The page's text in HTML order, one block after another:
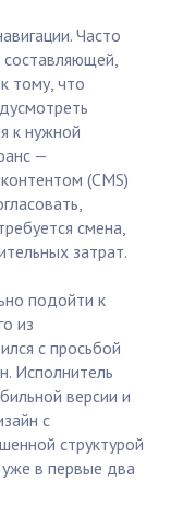
Часто
составляющей,
тому, что
к нужной
—
(CMS)
смена,
затрат.
подойти к
из
с просьбой
Исполнитель
версии и
с
структурой
уже в первые два